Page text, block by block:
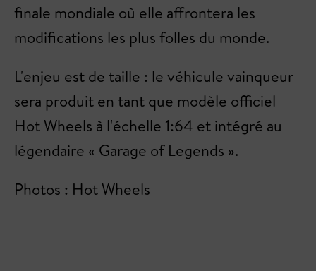
finale mondiale où elle affrontera les
modifications les plus folles du monde.
L'enjeu est de taille : le véhicule vainqueur
sera produit en tant que modèle officiel
Hot Wheels à l'échelle 1:64 et intégré au
légendaire « Garage of Legends ».
Photos : Hot Wheels